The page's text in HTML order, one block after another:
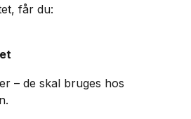
får du:
– de skal bruges hos